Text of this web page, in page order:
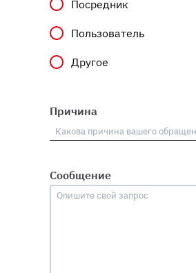
Посредник
Пользователь
Другое
Причина
Сообщение